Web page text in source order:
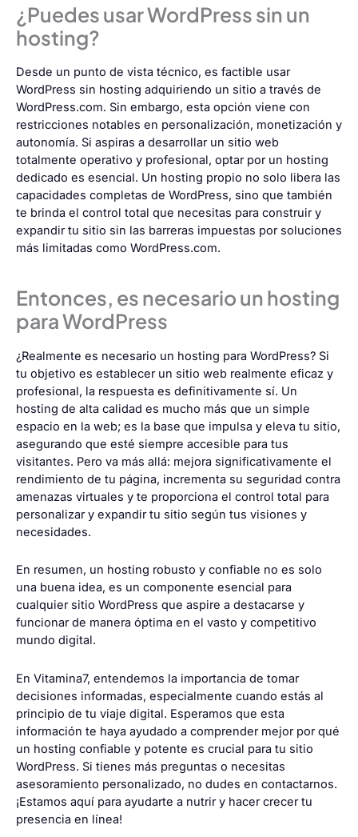
¿Puedes usar WordPress sin un
hosting?
Desde un punto de vista técnico, es factible usar
WordPress sin hosting adquiriendo un sitio a través de
WordPress.com. Sin embargo, esta opción viene con
restricciones notables en personalización, monetización y
autonomía. Si aspiras a desarrollar un sitio web
totalmente operativo y profesional, optar por un hosting
dedicado es esencial. Un hosting propio no solo libera las
capacidades completas de WordPress, sino que también
te brinda el control total que necesitas para construir y
expandir tu sitio sin las barreras impuestas por soluciones
más limitadas como WordPress.com.
Entonces, es necesario un hosting
para WordPress
¿Realmente es necesario un hosting para WordPress? Si
tu objetivo es establecer un sitio web realmente eficaz y
profesional, la respuesta es definitivamente sí. Un
hosting de alta calidad es mucho más que un simple
espacio en la web; es la base que impulsa y eleva tu sitio,
asegurando que esté siempre accesible para tus
visitantes. Pero va más allá: mejora significativamente el
rendimiento de tu página, incrementa su seguridad contra
amenazas virtuales y te proporciona el control total para
personalizar y expandir tu sitio según tus visiones y
necesidades.
En resumen, un hosting robusto y confiable no es solo
una buena idea, es un componente esencial para
cualquier sitio WordPress que aspire a destacarse y
funcionar de manera óptima en el vasto y competitivo
mundo digital.
En Vitamina7, entendemos la importancia de tomar
decisiones informadas, especialmente cuando estás al
principio de tu viaje digital. Esperamos que esta
información te haya ayudado a comprender mejor por qué
un hosting confiable y potente es crucial para tu sitio
WordPress. Si tienes más preguntas o necesitas
asesoramiento personalizado, no dudes en contactarnos.
¡Estamos aquí para ayudarte a nutrir y hacer crecer tu
presencia en línea!